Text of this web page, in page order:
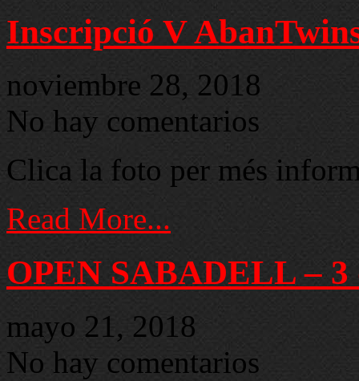
Inscripció V
noviembre 28, 2018
No hay comentarios
Clica la foto per més
Read More...
OPEN SABADELL – 3
mayo 21, 2018
No hay comentarios